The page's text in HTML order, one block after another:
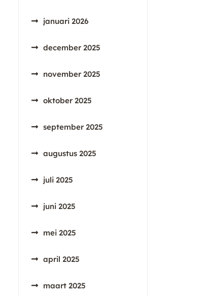
januari 2026
december 2025
november 2025
oktober 2025
september 2025
augustus 2025
juli 2025
juni 2025
mei 2025
april 2025
maart 2025